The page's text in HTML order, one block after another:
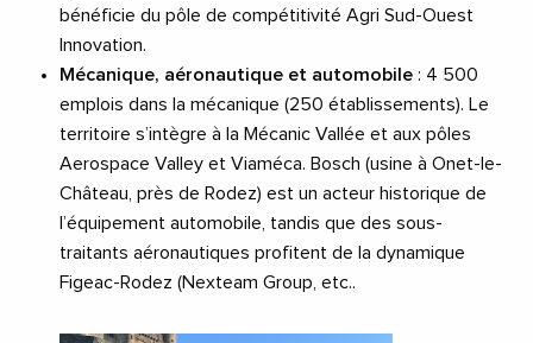
bénéficie du pôle de compétitivité Agri Sud-Ouest
Innovation.
Mécanique, aéronautique et automobile : 4 500
emplois dans la mécanique (250 établissements). Le
territoire s’intègre à la Mécanic Vallée et aux pôles
Aerospace Valley et Viaméca. Bosch (usine à Onet-le-
Château, près de Rodez) est un acteur historique de
l’équipement automobile, tandis que des sous-
traitants aéronautiques profitent de la dynamique
Figeac-Rodez (Nexteam Group, etc..